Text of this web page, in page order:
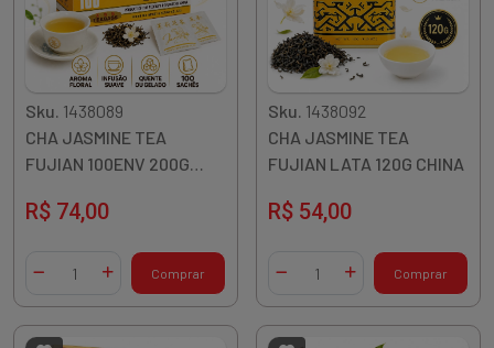
Sku. 1438089
CHA JASMINE TEA
FUJIAN 100ENV 200G
R$ 74,00
Diminuir QuantidadeAdicionar Quantidade
Comprar
Sku. 1438092
CHA JASMINE TEA
FUJIAN LATA 120G CHINA
R$ 54,00
Diminuir QuantidadeAdicionar Quantidade
Comprar